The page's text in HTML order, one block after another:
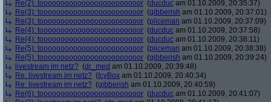
Re(2): toooooooooooooooooooooooor (ducduc am 01.10.2009, 20:35:37)
Re(3): toooooooooooooooooooooooor (gibberish am 01.10.2009, 20:37:01)
Re(3): toooooooooooooooooooooooor (piiceman am 01.10.2009, 20:37:09)
Re(4): toooooooooooooooooooooooor (ducduc am 01.10.2009, 20:37:58)
Re(4): toooooooooooooooooooooooor (ducduc am 01.10.2009, 20:38:11)
Re(5): toooooooooooooooooooooooor (piiceman am 01.10.2009, 20:38:38)
Re(5): toooooooooooooooooooooooor (gibberish am 01.10.2009, 20:39:24)
livestream im netz? (dr_med am 01.10.2009, 20:39:48)
Re: livestream im netz? ( IcyBox am 01.10.2009, 20:40:34)
Re: livestream im netz? (gibberish am 01.10.2009, 20:40:59)
Re(6): toooooooooooooooooooooooor (ducduc am 01.10.2009, 20:41:07)